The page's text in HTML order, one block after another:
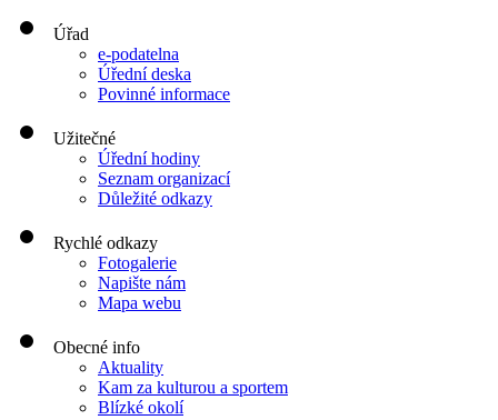
Úřad
e-podatelna
Úřední deska
Povinné informace
Užitečné
Úřední hodiny
Seznam organizací
Důležité odkazy
Rychlé odkazy
Fotogalerie
Napište nám
Mapa webu
Obecné info
Aktuality
Kam za kulturou a sportem
Blízké okolí